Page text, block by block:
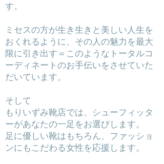
す。
ミセスの方が生き生きと美しい人生を
おくれるように、その人の魅力を最大
限に引き出す＝このようなトータルコ
ーディネートのお手伝いをさせていた
だいています。
そして
もりいずみ靴店では、シューフィッタ
ーがあなたの一足をお選びします。
足に優しい靴はもちろん、ファッショ
ンにもこだわる女性を応援します。